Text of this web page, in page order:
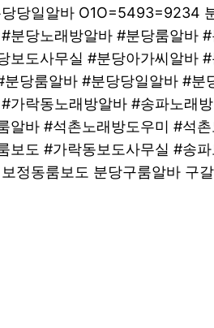
당일알바 O1O=5493=9234
분당노래방알바 #분당룸알바
보도사무실 #분당아가씨알바
당룸알바 #분당당일알바 #분
가락동노래방알바 #송파노래
알바 #석촌노래방도우미 #석
보도 #가락동보도사무실 #송
정동룸보도 분당구룸알바 구